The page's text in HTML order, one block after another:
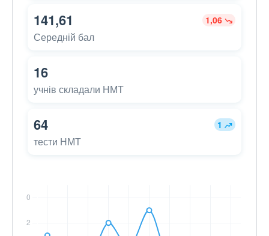
141,61 1,06
Середній бал
16
учнів складали НМТ
64 1
тести НМТ